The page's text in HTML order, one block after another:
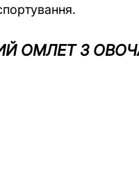
ОМЛЕТ З